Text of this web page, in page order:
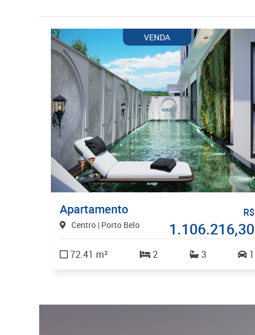
VENDA
Apartamento
Centro | Porto Belo
R$
1.106.216,30
72.41 m² 2 3 1